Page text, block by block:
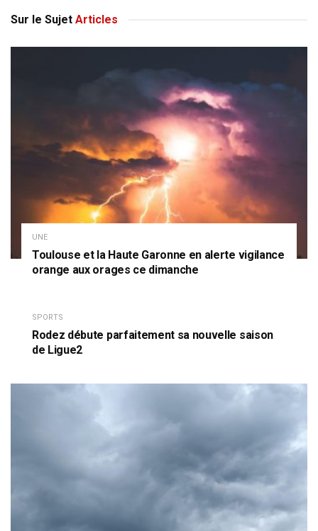
Sur le Sujet Articles
UNE
Toulouse et la Haute Garonne en alerte vigilance
orange aux orages ce dimanche
SPORTS
Rodez débute parfaitement sa nouvelle saison
de Ligue2